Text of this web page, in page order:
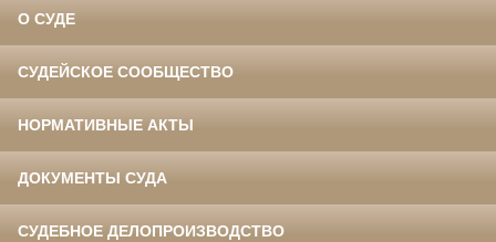
О СУДЕ
СУДЕЙСКОЕ СООБЩЕСТВО
НОРМАТИВНЫЕ АКТЫ
ДОКУМЕНТЫ СУДА
СУДЕБНОЕ ДЕЛОПРОИЗВОДСТВО